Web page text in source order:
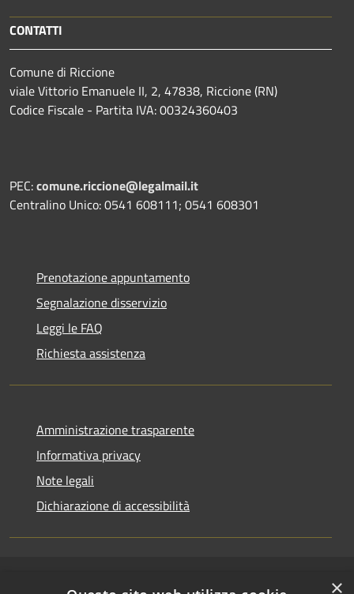
CONTATTI
Comune di Riccione
viale Vittorio Emanuele II, 2, 47838, Riccione (RN)
Codice Fiscale - Partita IVA: 00324360403
PEC:comune.riccione@legalmail.it
Centralino Unico: 0541 608111; 0541 608301
Prenotazione appuntamento
Segnalazione disservizio
Leggi le FAQ
Richiesta assistenza
Amministrazione trasparente
Informativa privacy
Note legali
Dichiarazione di accessibilità
Copyright © 2026 • Comune di×